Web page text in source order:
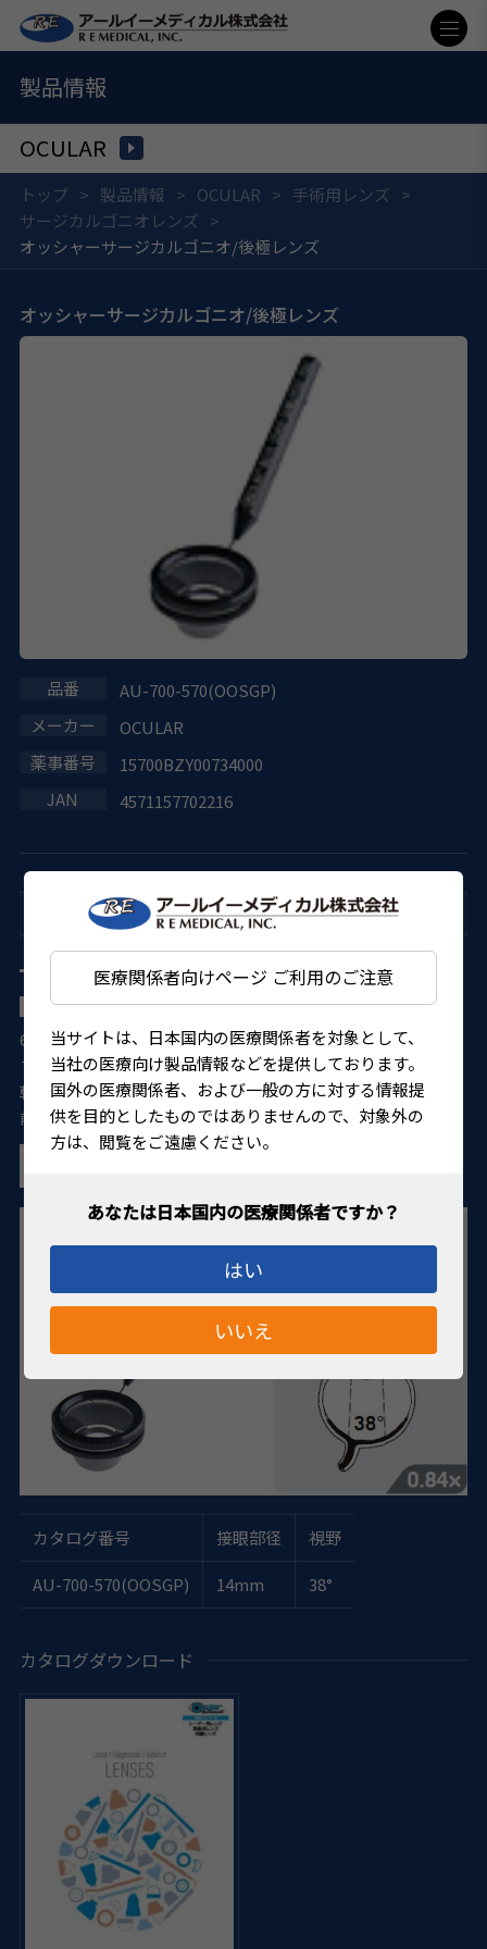
医療関係者向けページ ご利用のご注意
当サイトは、日本国内の医療関係者を対象として、
当社の医療向け製品情報などを提供しております。
国外の医療関係者、および一般の方に対する情報提
供を目的としたものではありませんので、対象外の
方は、閲覧をご遠慮ください。
はい
いいえ
製品情報
OCULAR
トップ 製品情報 OCULAR
手術用レンズ
サージカルゴニオレンズ
オッシャーサージカルゴニオ/後極レンズ
オッシャーサージカルゴニオ/後極レンズ
AU-700-570(OOSGP)
OCULAR
15700BZY00734000
4571157702216
手術用レンズ
サージカルゴニオレンズ
オッシャーサージカルゴニオ／後極レンズ
60°のゴニオスコピーミラー2枚が組み合わされたレンズで
す。 後極部はレンズ中央で観察できます。ハンドルは360°回
転し、隅角が簡単に観察できるデザインになっています。 術
前の準備が迅速にできるようオートクレーブ滅菌可能です。
カタログ番号 接眼部径 視野
AU-700-570(OOSGP) 14mm 38°
カタログダウンロード